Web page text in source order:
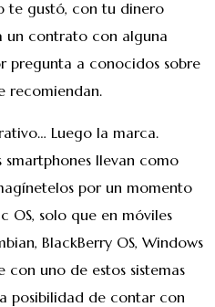
te gustó, con tu dinero
un contrato con alguna
pregunta a conocidos sobre
recomiendan.
Luego la marca.
smartphones llevan como
por un momento
OS, solo que en móviles
BlackBerry OS, Windows
con uno de estos sistemas
posibilidad de contar con